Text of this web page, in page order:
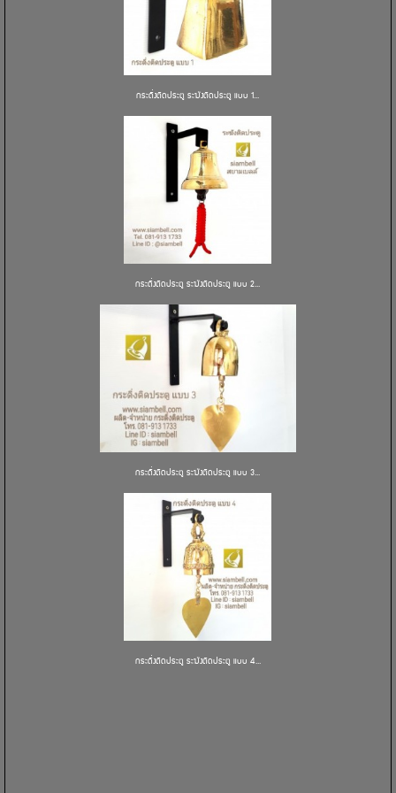
กระดิ่งติดประตู ระฆังติดประตู แบบ 1...
กระดิ่งติดประตู ระฆังติดประตู แบบ 2...
กระดิ่งติดประตู ระฆังติดประตู แบบ 3...
กระดิ่งติดประตู ระฆังติดประตู แบบ 4...